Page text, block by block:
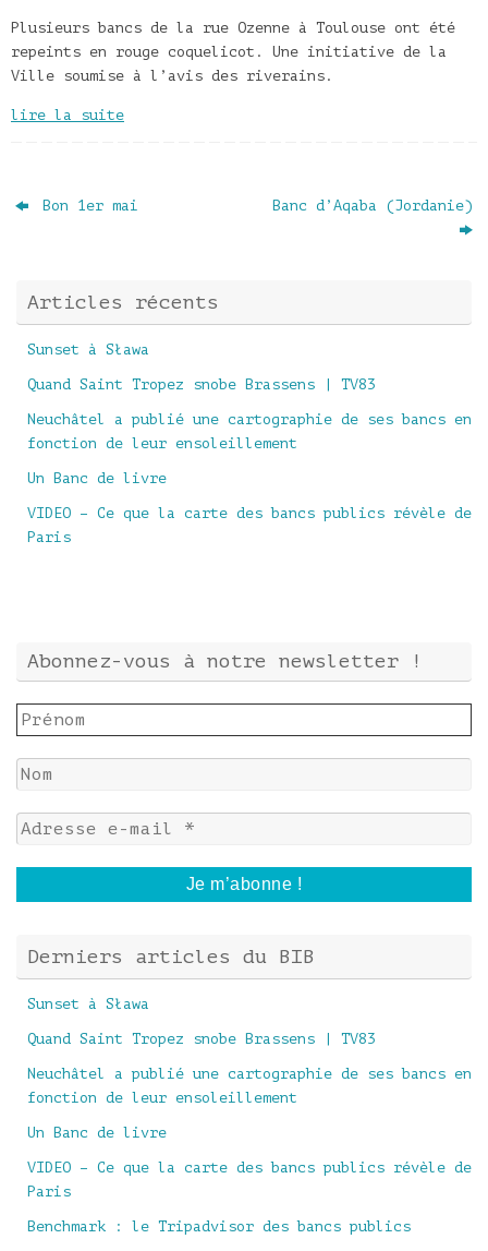
Plusieurs bancs de la rue Ozenne à Toulouse ont été
repeints en rouge coquelicot. Une initiative de la
Ville soumise à l’avis des riverains.
lire la suite
Bon 1er mai Banc d’Aqaba (Jordanie)
Articles récents
Sunset à Sława
Quand Saint Tropez snobe Brassens | TV83
Neuchâtel a publié une cartographie de ses bancs en
fonction de leur ensoleillement
Un Banc de livre
VIDEO – Ce que la carte des bancs publics révèle de
Paris
Abonnez-vous à notre newsletter !
Derniers articles du BIB
Sunset à Sława
Quand Saint Tropez snobe Brassens | TV83
Neuchâtel a publié une cartographie de ses bancs en
fonction de leur ensoleillement
Un Banc de livre
VIDEO – Ce que la carte des bancs publics révèle de
Paris
Benchmark : le Tripadvisor des bancs publics